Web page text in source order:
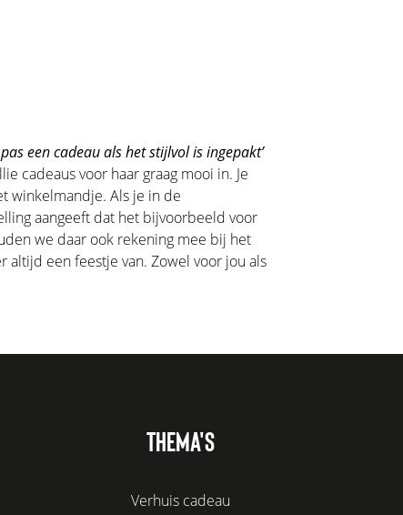
een cadeau als het stijlvol is ingepakt’
cadeaus voor haar graag mooi in. Je
winkelmandje. Als je in de
aangeeft dat het bijvoorbeeld voor
we daar ook rekening mee bij het
altijd een feestje van. Zowel voor jou als
THEMA'S
Verhuis cadeau